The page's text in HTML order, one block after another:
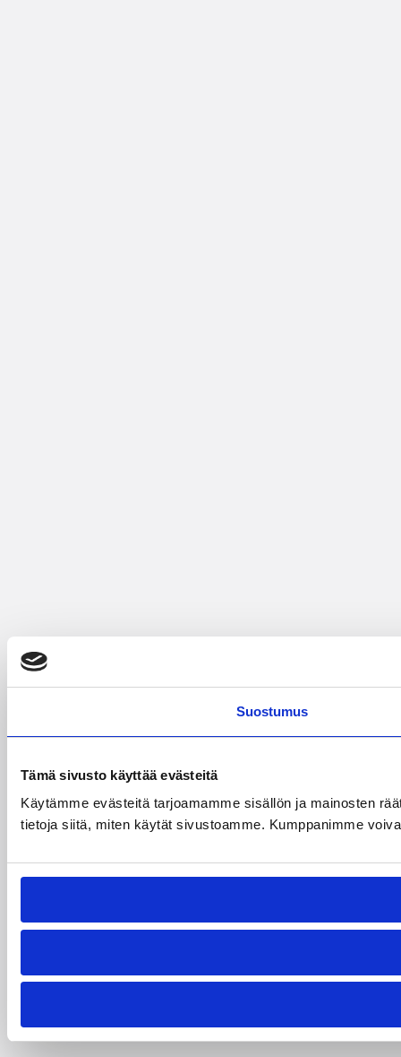
Suostumus
Tämä sivusto käyttää evästeitä
Käytämme evästeitä tarjoamamme sisällön ja mainosten
tietoja siitä, miten käytät sivustoamme. Kumppanimme